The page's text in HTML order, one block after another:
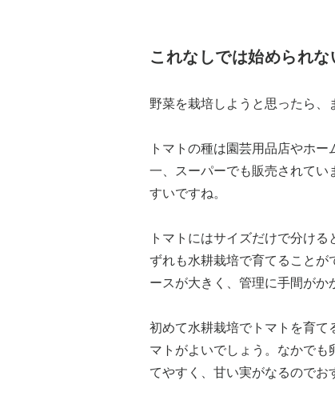
これなしでは始められ
野菜を栽培しようと思ったら、
トマトの種は園芸用品店やホ
一、スーパーでも販売されてい
すいですね。
トマトにはサイズだけで分け
ずれも水耕栽培で育てることが
ースが大きく、管理に手間がか
初めて水耕栽培でトマトを育て
マトがよいでしょう。なかで
てやすく、甘い実がなるのでお